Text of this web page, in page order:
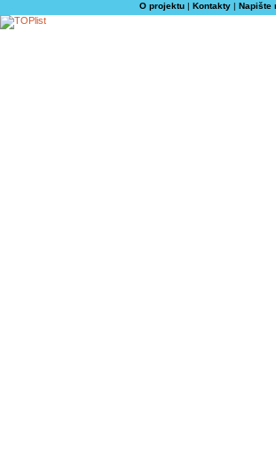
O projektu| Kontakty| Napište